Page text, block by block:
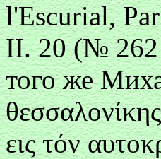
l'Escurial,
II. 20 (№ 262
того же
εις τόν